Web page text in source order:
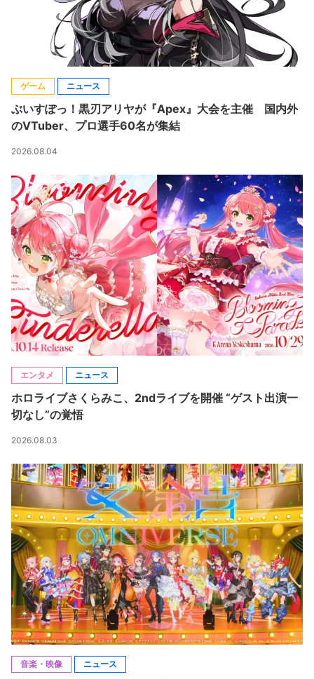
ゲーム ニュース
ぶいすぽっ！黒刃アリヤが『Apex』大会を主催 国内外
のVTuber、プロ選手60名が集結
2026.08.04
エンタメ ニュース
ホロライブさくらみこ、2ndライブを開催 “ゲスト出演一
切なし”の覚悟
2026.08.03
音楽・映像 ニュース